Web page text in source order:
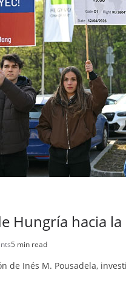
Hungría hacia
5 min read
de Inés M. Pousadela,